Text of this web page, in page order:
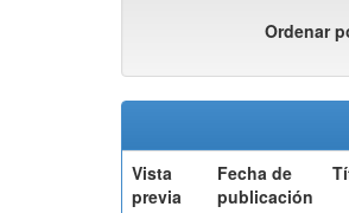
Ordenar
Vista
previa
Fecha de
publicación